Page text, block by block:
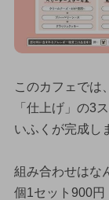
このカフェでは
「仕上げ」の3
いふくが完成し
組み合わせはな
個1セット900円